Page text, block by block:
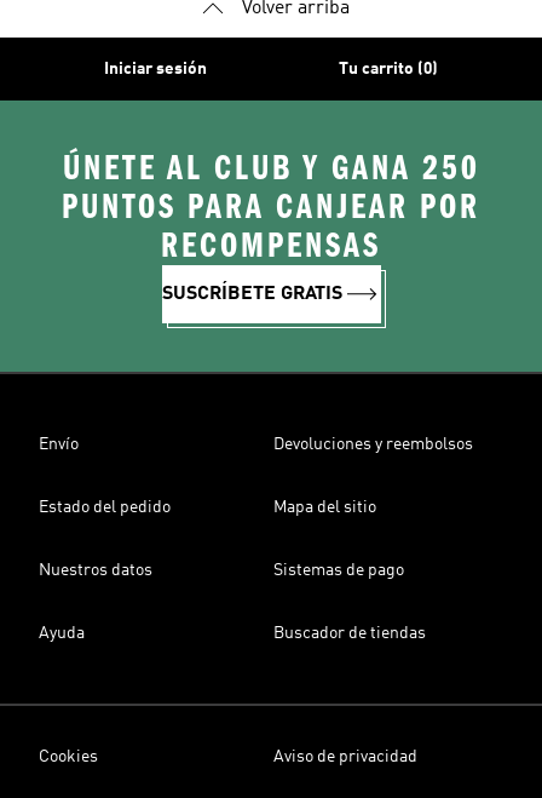
Volver arriba
Iniciar sesión Tu carrito (0)
ÚNETE AL CLUB Y GANA 250
PUNTOS PARA CANJEAR POR
RECOMPENSAS
SUSCRÍBETE GRATIS
Envío Devoluciones y reembolsos
Estado del pedido Mapa del sitio
Nuestros datos Sistemas de pago
Ayuda Buscador de tiendas
Cookies Aviso de privacidad